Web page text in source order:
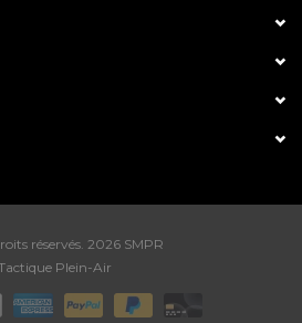
réservés. 2026 SMPR
Plein-Air